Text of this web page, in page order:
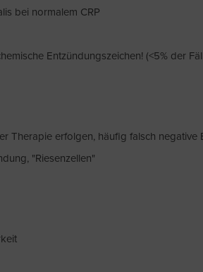
bei normalem CRP
Entzündungszeichen! (<5% der
Therapie erfolgen, häufig falsch negative
"Riesenzellen"